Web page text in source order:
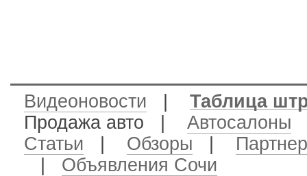
Видеоновости
Таблица
Продажа авто
Автосалоны
Статьи
Обзоры
Объявления Сочи